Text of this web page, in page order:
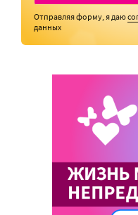
Отправляя форму, я даю
данных